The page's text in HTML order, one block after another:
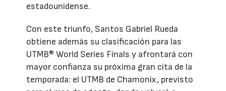
estadounidense.
Con este triunfo, Santos Gabriel Rueda
obtiene además su clasificación para las
UTMB® World Series Finals y afrontará con
mayor confianza su próxima gran cita de la
temporada: el UTMB de Chamonix, previsto